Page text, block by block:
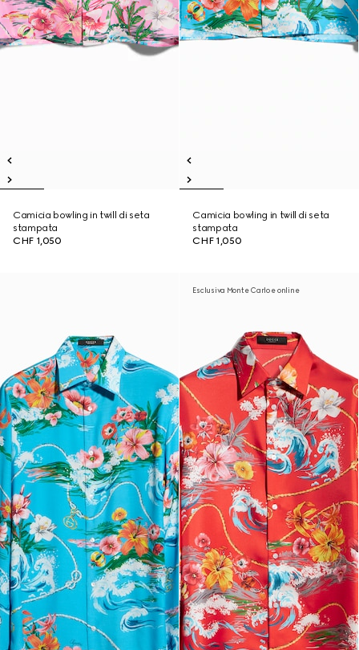
Camicia bowling in twill di seta
stampata
CHF 1,050
Camicia bowling in twill di seta
stampata
CHF 1,050
Esclusiva Monte Carlo e online